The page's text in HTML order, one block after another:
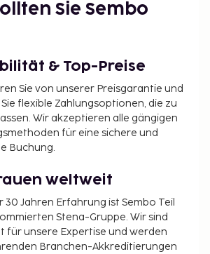
Sie Sembo
& Top-Preise
Sie von unserer Preisgarantie und
flexible Zahlungsoptionen, die zu
Wir akzeptieren alle gängigen
für eine sichere und
Buchung.
weltweit
30 Jahren Erfahrung ist Sembo Teil
Stena-Gruppe. Wir sind
für unsere Expertise und werden
Branchen-Akkreditierungen